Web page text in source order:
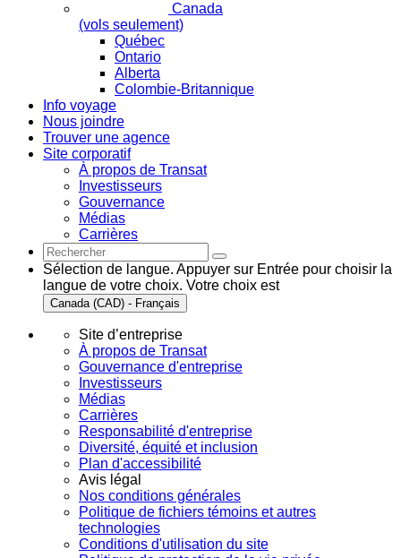
Canada
(vols seulement)
Québec
Ontario
Alberta
Colombie-Britannique
Info voyage
Nous joindre
Trouver une agence
Site corporatif
À propos de Transat
Investisseurs
Gouvernance
Médias
Carrières
Sélection de langue. Appuyer sur Entrée pour choisir la
langue de votre choix. Votre choix est
Canada (CAD) - Français
Site d’entreprise
À propos de Transat
Gouvernance d'entreprise
Investisseurs
Médias
Carrières
Responsabilité d'entreprise
Diversité, équité et inclusion
Plan d'accessibilité
Avis légal
Nos conditions générales
Politique de fichiers témoins et autres
technologies
Conditions d'utilisation du site